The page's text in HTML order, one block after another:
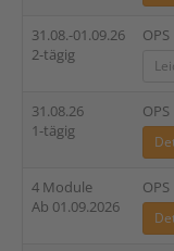
31.08.-01.09.26
2-tägig
31.08.26
1-tägig
4 Module
Ab 01.09.2026